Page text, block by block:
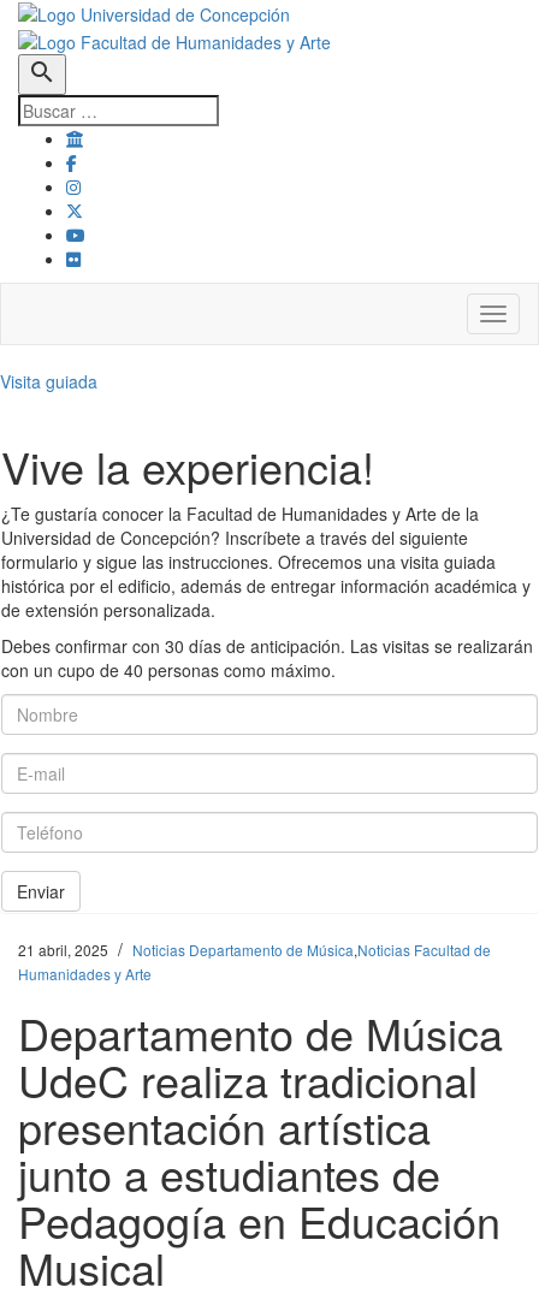
search
Visita guiada
Vive la experiencia!
¿Te gustaría conocer la Facultad de Humanidades y Arte de la
Universidad de Concepción? Inscríbete a través del siguiente
formulario y sigue las instrucciones. Ofrecemos una visita guiada
histórica por el edificio, además de entregar información académica y
de extensión personalizada.
Debes confirmar con 30 días de anticipación. Las visitas se realizarán
con un cupo de 40 personas como máximo.
Nombre
E-mail
Teléfono
Enviar
21 abril, 2025 / Noticias Departamento de Música,Noticias Facultad de
Humanidades y Arte
Departamento de Música
UdeC realiza tradicional
presentación artística
junto a estudiantes de
Pedagogía en Educación
Musical